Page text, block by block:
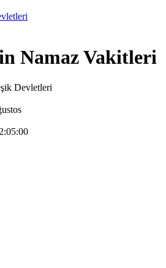
Namaz Vakitleri
Devletleri